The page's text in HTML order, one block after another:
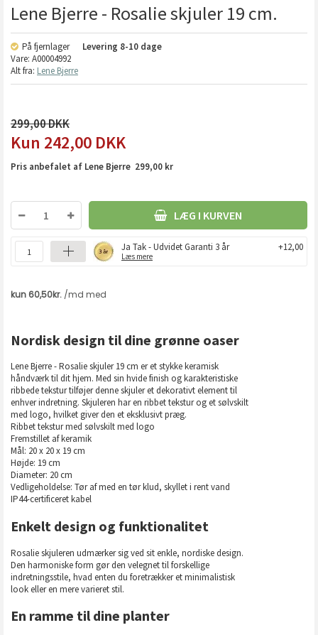
Lene Bjerre - Rosalie skjuler 19 cm.
På fjernlager Levering 8-10 dage
Vare: A00004992
Alt fra: Lene Bjerre
299,00
242,00 DKK
Pris anbefalet af Lene Bjerre 299,00 kr
LÆG I KURVEN
Ja Tak - Udvidet Garanti 3 år
Læs mere
+12,00
Nordisk design til dine grønne oaser
Lene Bjerre - Rosalie skjuler 19 cm er et stykke keramisk
håndværk til dit hjem. Med sin hvide finish og karakteristiske
ribbede tekstur tilføjer denne skjuler et dekorativt element til
enhver indretning. Skjuleren har en ribbet tekstur og et sølvskilt
med logo, hvilket giver den et eksklusivt præg.
Ribbet tekstur med sølvskilt med logo
Fremstillet af keramik
Mål: 20 x 20 x 19 cm
Højde: 19 cm
Diameter: 20 cm
Vedligeholdelse: Tør af med en tør klud, skyllet i rent vand
IP44-certificeret kabel
Enkelt design og funktionalitet
Rosalie skjuleren udmærker sig ved sit enkle, nordiske design.
Den harmoniske form gør den velegnet til forskellige
indretningsstile, hvad enten du foretrækker et minimalistisk
look eller en mere varieret stil.
En ramme til dine planter